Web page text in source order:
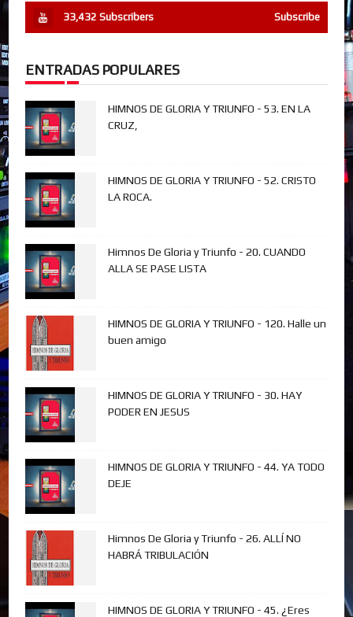
33,432 Subscribers Subscribe
ENTRADAS POPULARES
HIMNOS DE GLORIA Y TRIUNFO - 53. EN LA
CRUZ,
HIMNOS DE GLORIA Y TRIUNFO - 52. CRISTO
LA ROCA.
Himnos De Gloria y Triunfo - 20. CUANDO
ALLA SE PASE LISTA
HIMNOS DE GLORIA Y TRIUNFO - 120. Halle un
buen amigo
HIMNOS DE GLORIA Y TRIUNFO - 30. HAY
PODER EN JESUS
HIMNOS DE GLORIA Y TRIUNFO - 44. YA TODO
DEJE
Himnos De Gloria y Triunfo - 26. ALLÍ NO
HABRÁ TRIBULACIÓN
HIMNOS DE GLORIA Y TRIUNFO - 45. ¿Eres